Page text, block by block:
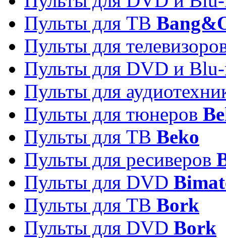
Пульты для ТВ
Пульты для
Пульты для DVD и
Пульты для
Пульты для тюнеров
Пульты для ТВ Beko
Пульты для ресиверов
Пульты для DVD
Пульты для ТВ Bork
Пульты для DVD Bork